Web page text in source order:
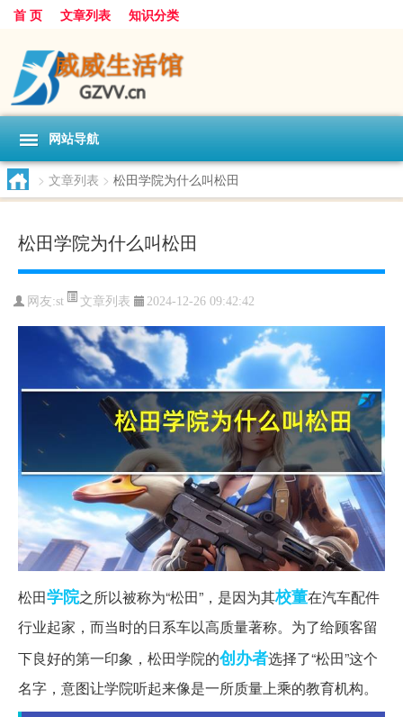
首 页 文章列表 知识分类
网站导航
> 文章列表 > 松田学院为什么叫松田
松田学院为什么叫松田
网友:st 文章列表 2024-12-26 09:42:42
松田学院之所以被称为“松田”，是因为其校董在汽车配件
行业起家，而当时的日系车以高质量著称。为了给顾客留
下良好的第一印象，松田学院的创办者选择了“松田”这个
名字，意图让学院听起来像是一所质量上乘的教育机构。